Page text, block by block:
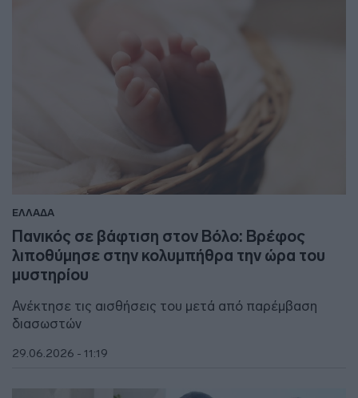
ΕΛΛΑΔΑ
Πανικός σε βάφτιση στον Βόλο: Βρέφος
λιποθύμησε στην κολυμπήθρα την ώρα του
μυστηρίου
Ανέκτησε τις αισθήσεις του μετά από παρέμβαση
διασωστών
29.06.2026 - 11:19